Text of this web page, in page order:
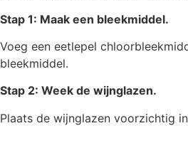
Stap 1: Maak een bleekmiddel.
Voeg een eetlepel
bleekmiddel.
Stap 2: Week de wijnglazen.
Plaats de wijnglazen voorzichtig